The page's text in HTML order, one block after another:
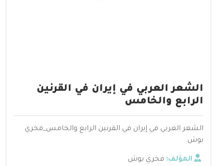
الشعر العربي في إيران في القرنين
الرابع والخامس
الشعر العربي في إيران في القرنين الرابع والخامس_فخري
بوش
المؤلف: فخري بوش